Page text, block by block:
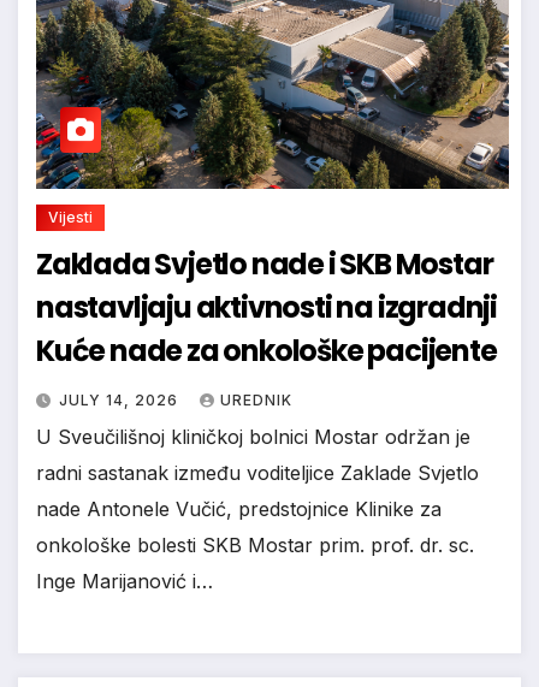
Vijesti
Zaklada Svjetlo nade i SKB Mostar
nastavljaju aktivnosti na izgradnji
Kuće nade za onkološke pacijente
JULY 14, 2026 UREDNIK
U Sveučilišnoj kliničkoj bolnici Mostar održan je
radni sastanak između voditeljice Zaklade Svjetlo
nade Antonele Vučić, predstojnice Klinike za
onkološke bolesti SKB Mostar prim. prof. dr. sc.
Inge Marijanović i…